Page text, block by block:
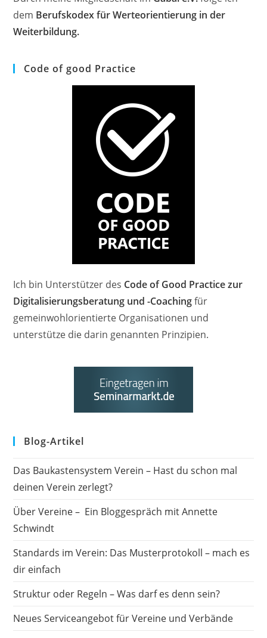
dem Berufskodex für Werteorientierung in der
Weiterbildung.
Code of good Practice
Ich bin Unterstützer des Code of Good Practice zur
Digitalisierungsberatung und -Coachingfür
gemeinwohlorientierte Organisationen und
unterstütze die darin genannten Prinzipien.
Blog-Artikel
Das Baukastensystem Verein – Hast du schon mal
deinen Verein zerlegt?
Über Vereine – Ein Bloggespräch mit Annette
Schwindt
Standards im Verein: Das Musterprotokoll – mach es
dir einfach
Struktur oder Regeln – Was darf es denn sein?
Neues Serviceangebot für Vereine und Verbände